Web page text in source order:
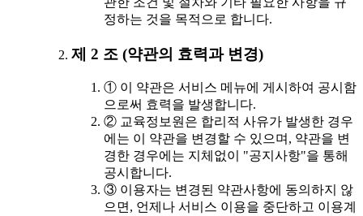
정하는 것을 목적으로 합니다.
제 2 조 (약관의 효력과 변경)
① 이 약관은 서비스 메뉴에 게시하여 공시함
으로써 효력을 발생합니다.
② 교육정보원은 합리적 사유가 발생한 경우
에는 이 약관을 변경할 수 있으며, 약관을 변
경한 경우에는 지체없이 "공지사항"을 통해
공시합니다.
③ 이용자는 변경된 약관사항에 동의하지 않
으면, 언제나 서비스 이용을 중단하고 이용계